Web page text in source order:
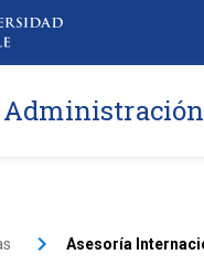
Administración